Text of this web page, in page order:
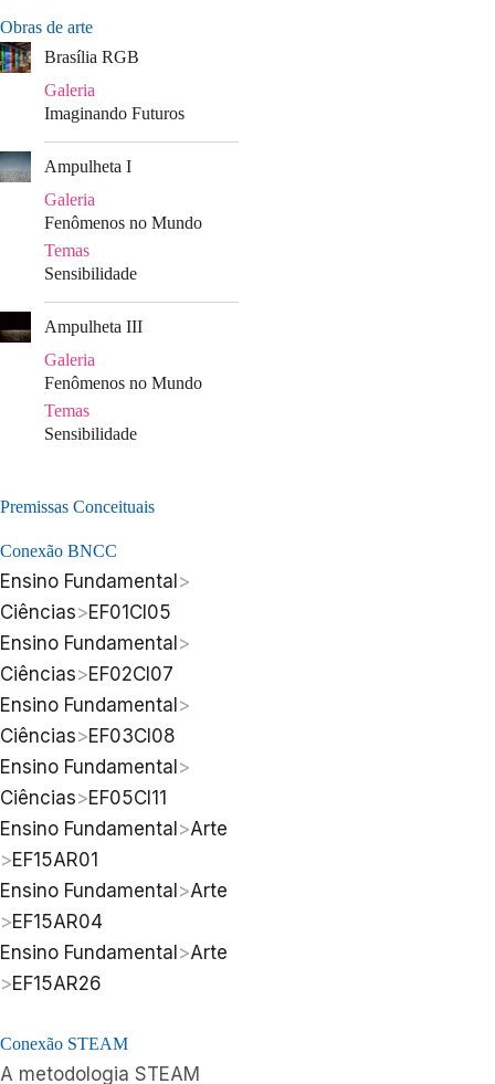
Obras de arte
Brasília RGB
Galeria
Imaginando Futuros
Ampulheta I
Galeria
Fenômenos no Mundo
Temas
Sensibilidade
Ampulheta III
Galeria
Fenômenos no Mundo
Temas
Sensibilidade
Premissas Conceituais
Conexão BNCC
Ensino Fundamental >
Ciências>EF01CI05
Ensino Fundamental >
Ciências>EF02CI07
Ensino Fundamental >
Ciências>EF03CI08
Ensino Fundamental >
Ciências>EF05CI11
Ensino Fundamental >Arte
>EF15AR01
Ensino Fundamental >Arte
>EF15AR04
Ensino Fundamental >Arte
>EF15AR26
Conexão STEAM
A metodologia STEAM